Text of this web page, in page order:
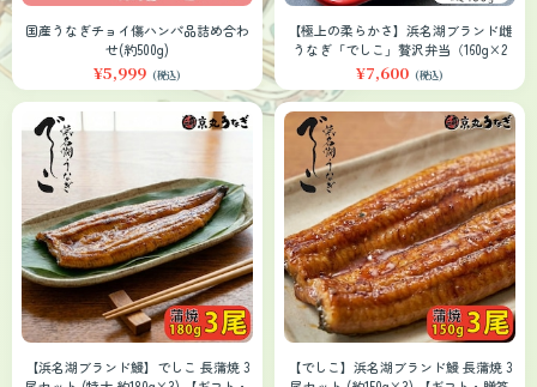
国産うなぎチョイ傷ハンパ品詰め合わ
せ(約500g)
¥5,999 (税込)
【極上の柔らかさ】浜名湖ブランド雌
うなぎ「でしこ」贅沢弁当（160g×2
個）｜長野県産コシヒカリ使用・冷凍
¥7,600 (税込)
【浜名湖ブランド鰻】でしこ 長蒲焼 3
【でしこ】浜名湖ブランド鰻 長蒲焼 3